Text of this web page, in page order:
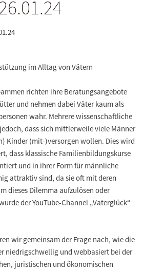
im Alltag von Vätern
richten ihre Beratungsangebote
und nehmen dabei Väter kaum als
wahr. Mehrere wissenschaftliche
dass sich mittlerweile viele Männer
Kinder (mit-)versorgen wollen. Dies wird
dass klassische Familienbildungskurse
und in ihrer Form für männliche
attraktiv sind, da sie oft mit deren
dieses Dilemma aufzulösen oder
der YouTube-Channel „Vaterglück“
wir gemeinsam der Frage nach, wie die
niedrigschwellig und webbasiert bei der
juristischen und ökonomischen